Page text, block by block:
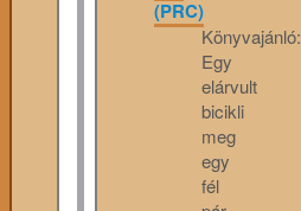
(PRC)
Könyvajánló:
Egy
elárvult
bicikli
meg
egy
fél